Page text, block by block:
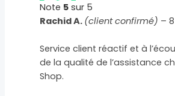
Note 5 sur 5
Rachid A. (client confirmé) –
Service client réactif et à
de la qualité de l’assistance
Shop.